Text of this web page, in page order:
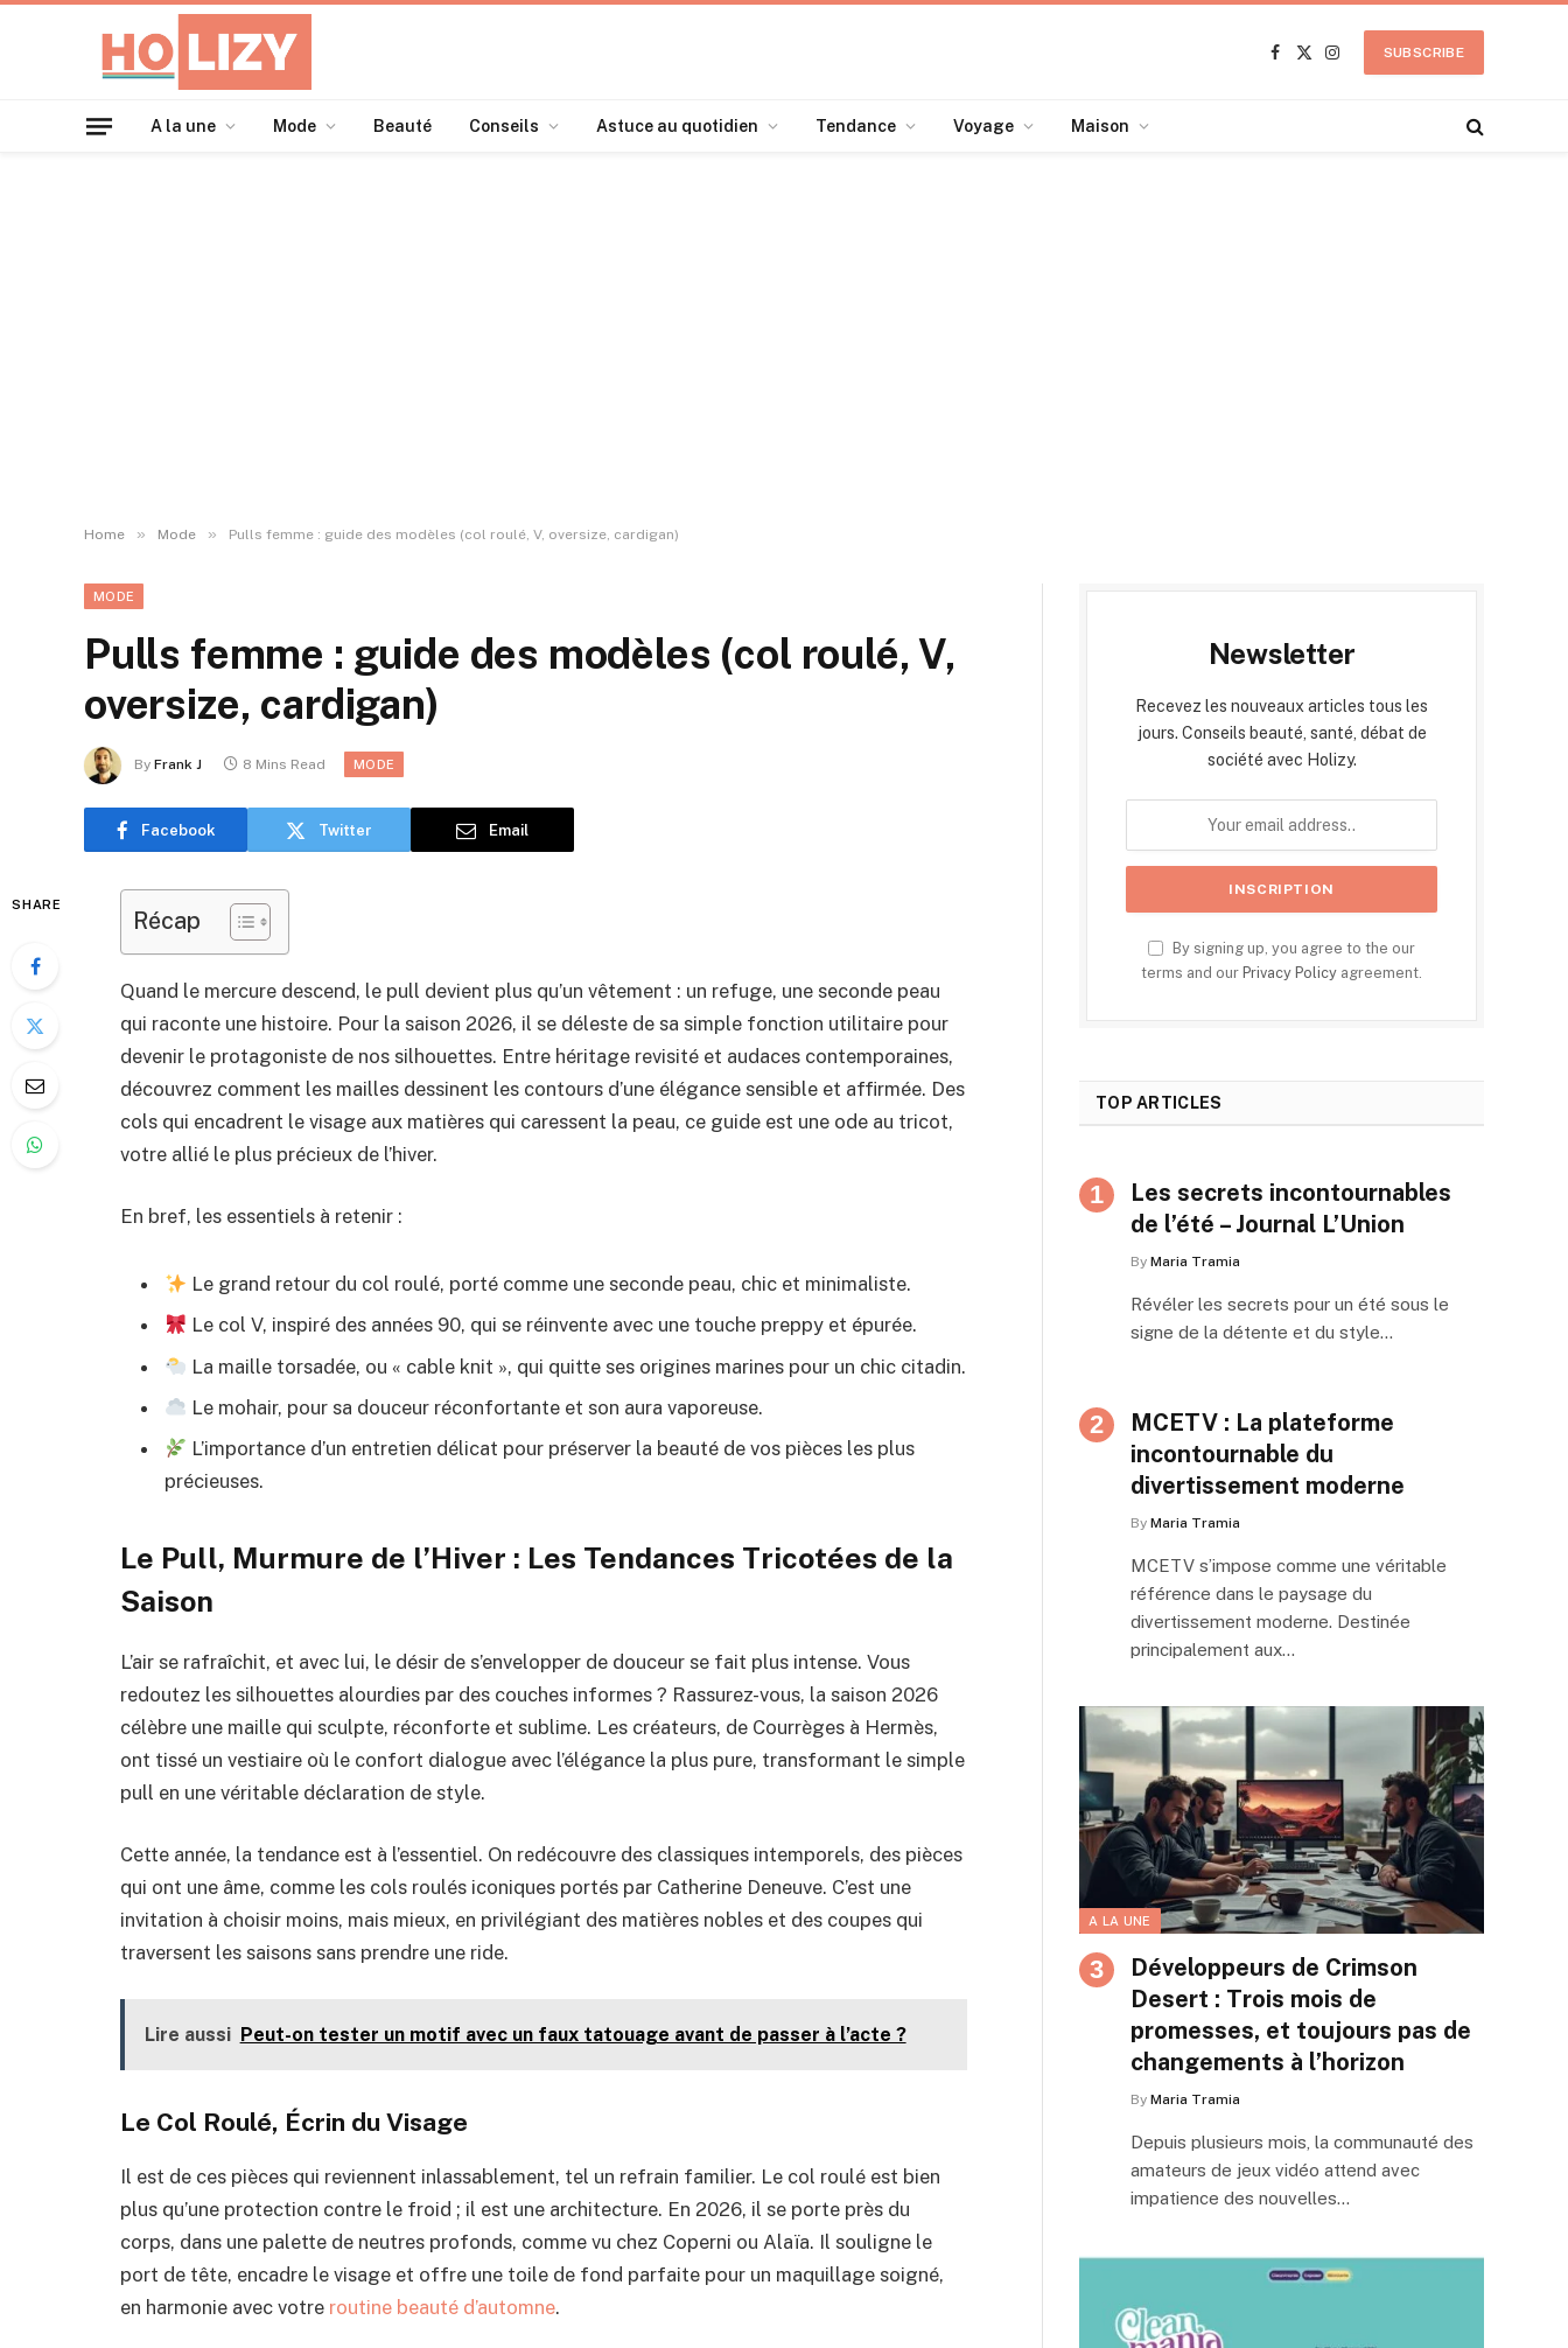
Facebook
X
Instagram
SUBSCRIBE
A la une Mode Beauté Conseils Astuce au quotidien Tendance Voyage Maison
Home » Mode » Pulls femme : guide des modèles (col roulé, V, oversize, cardigan)
MODE
Pulls femme : guide des modèles (col roulé, V,
oversize, cardigan)
By Frank J 8 Mins Read MODE
Facebook Twitter Email
SHARE
Récap
Quand le mercure descend, le pull devient plus qu’un vêtement : un refuge, une seconde peau
qui raconte une histoire. Pour la saison 2026, il se déleste de sa simple fonction utilitaire pour
devenir le protagoniste de nos silhouettes. Entre héritage revisité et audaces contemporaines,
découvrez comment les mailles dessinent les contours d’une élégance sensible et affirmée. Des
cols qui encadrent le visage aux matières qui caressent la peau, ce guide est une ode au tricot,
votre allié le plus précieux de l’hiver.
En bref, les essentiels à retenir :
Le grand retour du col roulé, porté comme une seconde peau, chic et minimaliste.
Le col V, inspiré des années 90, qui se réinvente avec une touche preppy et épurée.
La maille torsadée, ou « cable knit », qui quitte ses origines marines pour un chic citadin.
Le mohair, pour sa douceur réconfortante et son aura vaporeuse.
L’importance d’un entretien délicat pour préserver la beauté de vos pièces les plus
précieuses.
Le Pull, Murmure de l’Hiver : Les Tendances Tricotées de la
Saison
L’air se rafraîchit, et avec lui, le désir de s’envelopper de douceur se fait plus intense. Vous
redoutez les silhouettes alourdies par des couches informes ? Rassurez-vous, la saison 2026
célèbre une maille qui sculpte, réconforte et sublime. Les créateurs, de Courrèges à Hermès,
ont tissé un vestiaire où le confort dialogue avec l’élégance la plus pure, transformant le simple
pull en une véritable déclaration de style.
Cette année, la tendance est à l’essentiel. On redécouvre des classiques intemporels, des pièces
qui ont une âme, comme les cols roulés iconiques portés par Catherine Deneuve. C’est une
invitation à choisir moins, mais mieux, en privilégiant des matières nobles et des coupes qui
traversent les saisons sans prendre une ride.
Lire aussi Peut-on tester un motif avec un faux tatouage avant de passer à l’acte ?
Le Col Roulé, Écrin du Visage
Il est de ces pièces qui reviennent inlassablement, tel un refrain familier. Le col roulé est bien
plus qu’une protection contre le froid ; il est une architecture. En 2026, il se porte près du
corps, dans une palette de neutres profonds, comme vu chez Coperni ou Alaïa. Il souligne le
port de tête, encadre le visage et offre une toile de fond parfaite pour un maquillage soigné,
en harmonie avec votre routine beauté d’automne.
Newsletter
Recevez les nouveaux articles tous les
jours. Conseils beauté, santé, débat de
société avec Holizy.
By signing up, you agree to the our
terms and our Privacy Policy agreement.
TOP ARTICLES
Les secrets incontournables
de l’été – Journal L’Union
By Maria Tramia
Révéler les secrets pour un été sous le
signe de la détente et du style…
MCETV : La plateforme
incontournable du
divertissement moderne
By Maria Tramia
MCETV s’impose comme une véritable
référence dans le paysage du
divertissement moderne. Destinée
principalement aux…
A LA UNE
Développeurs de Crimson
Desert : Trois mois de
promesses, et toujours pas de
changements à l’horizon
By Maria Tramia
Depuis plusieurs mois, la communauté des
amateurs de jeux vidéo attend avec
impatience des nouvelles…